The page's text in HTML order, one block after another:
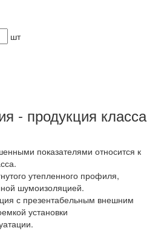
шт
- продукция класса
показателями относится к
утепленного профиля,
шумоизоляцией.
с презентабельным внешним
установки